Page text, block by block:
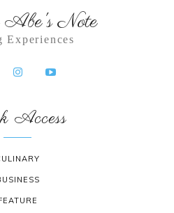
Note
Experiences
Access